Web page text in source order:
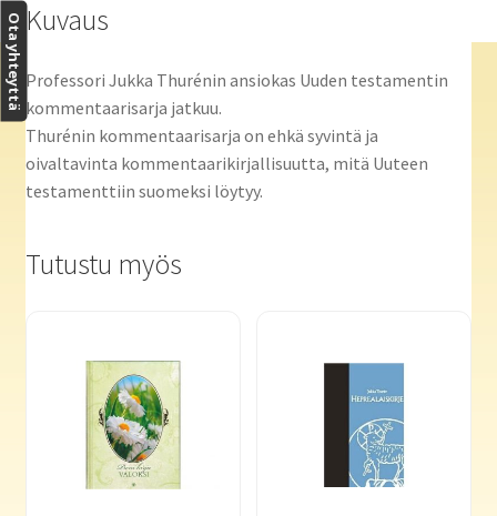
Kuvaus
Professori Jukka Thurénin ansiokas Uuden testamentin
kommentaarisarja jatkuu.
Thurénin kommentaarisarja on ehkä syvintä ja
oivaltavinta kommentaarikirjallisuutta, mitä Uuteen
testamenttiin suomeksi löytyy.
Tutustu myös
Ota yhteyttä